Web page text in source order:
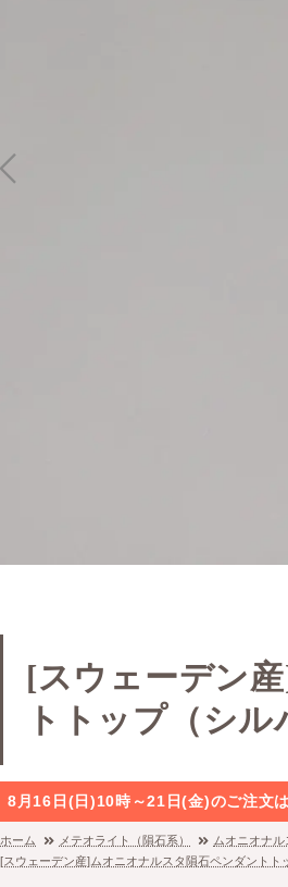
[スウェーデン
トトップ（シル
8月16日(日)10時～21日(金)のご注文
ホーム メテオライト（隕石系） ムオニオナ
[スウェーデン産]ムオニオナルスタ隕石ペンダントト